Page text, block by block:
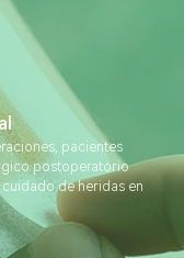
pacientes
postoperatorio
de heridas en